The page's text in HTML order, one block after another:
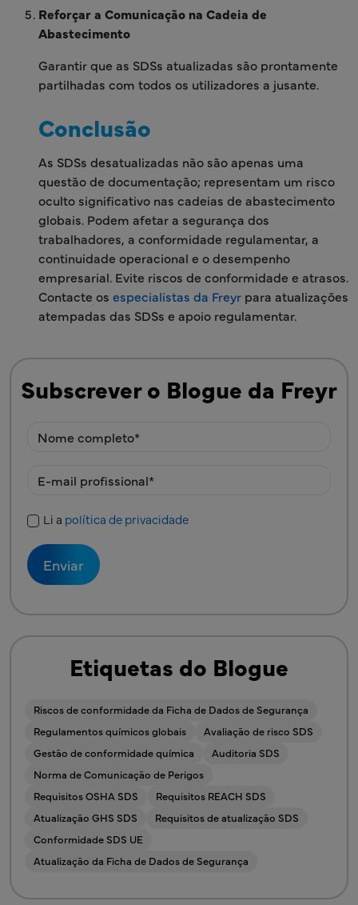
Reforçar a Comunicação na Cadeia de
Abastecimento
Garantir que as SDSs atualizadas são prontamente
partilhadas com todos os utilizadores a jusante.
Conclusão
As SDSs desatualizadas não são apenas uma
questão de documentação; representam um risco
oculto significativo nas cadeias de abastecimento
globais. Podem afetar a segurança dos
trabalhadores, a conformidade regulamentar, a
continuidade operacional e o desempenho
empresarial. Evite riscos de conformidade e atrasos.
Contacte os especialistas da Freyr para atualizações
atempadas das SDSs e apoio regulamentar.
Subscrever o Blogue da Freyr
Política de Privacidade
Li a política de privacidade
Etiquetas do Blogue
Riscos de conformidade da Ficha de Dados de Segurança
Regulamentos químicos globais
Avaliação de risco SDS
Gestão de conformidade química
Auditoria SDS
Norma de Comunicação de Perigos
Requisitos OSHA SDS
Requisitos REACH SDS
Atualização GHS SDS
Requisitos de atualização SDS
Conformidade SDS UE
Atualização da Ficha de Dados de Segurança